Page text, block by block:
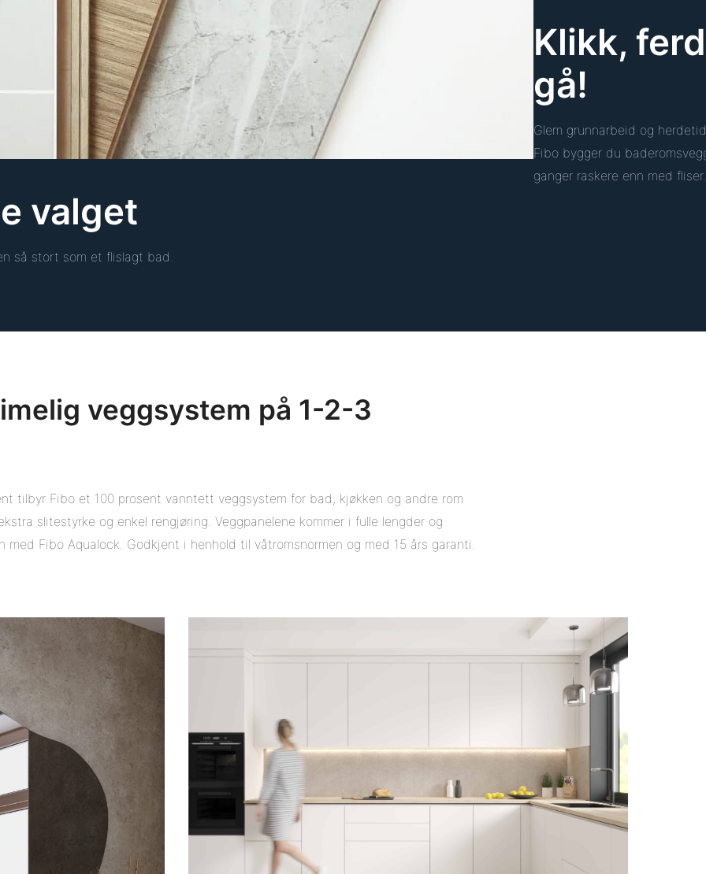
valget
så stort som et flislagt bad.
Klikk,
gå!
Glem grunnarbeid og
Fibo bygger du
ganger raskere enn med fliser.
veggsystem på 1-2-3
tilbyr Fibo et 100 prosent vanntett veggsystem for bad, kjøkken og andre rom
slitestyrke og enkel rengjøring. Veggpanelene kommer i fulle lengder og
med Fibo Aqualock. Godkjent i henhold til våtromsnormen og med 15 års garanti.